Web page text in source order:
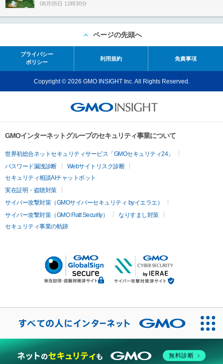
08月05日 11時30分
ページの先頭へ
プライバシー
ポリシー
利用規約 免責事項
Copyright © 2026 GMO INSIGHT Inc. All Rights Reserved.
GMOインターネットグループのセキュリティ事業について
世界初総合ネットセキュリティサービス「GMOセキュリティ24」
パスワード漏洩診断
Webサイトリスク診断
セキュリティ相談AIチャットボット
実在証明・盗聴対策
サイバー攻撃対策（GMOサイバーセキュリティ byイエラエ）
サイバー攻撃対策（GMO Flatt Security）
なりすまし対策
セキュリティ事業の軌跡
無料診断